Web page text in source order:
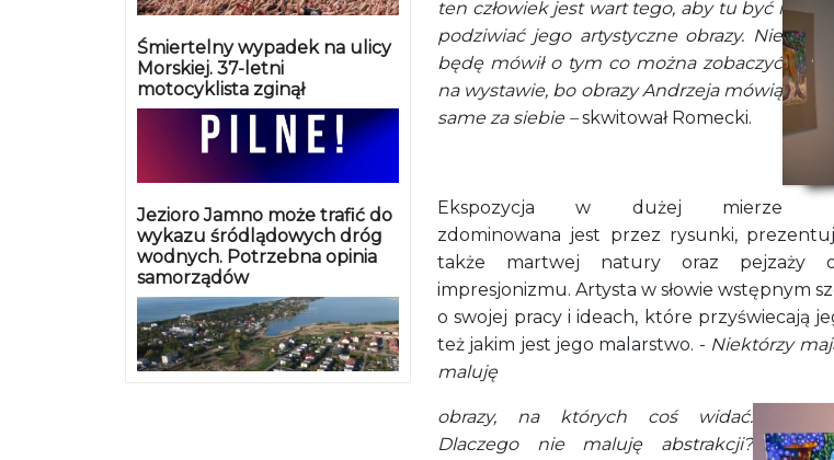
Śmiertelny wypadek na ulicy
Morskiej. 37-letni
motocyklista zginął
Jezioro Jamno może trafić do
wykazu śródlądowych dróg
wodnych. Potrzebna opinia
samorządów
ten człowiek jest wart tego, aby tu być i
podziwiać jego artystyczne obrazy. Nie
będę mówił o tym co można zobaczyć
na wystawie, bo obrazy Andrzeja mówią
same za siebie –skwitował Romecki.
Ekspozycja w dużej mierze
zdominowana jest przez rysunki,
także martwej natury oraz pejzaży
impresjonizmu. Artysta w słowie wstępnym
o swojej pracy i ideach, które przyświecają
też jakim jest jego malarstwo. - Niektórzy
maluję
obrazy, na których coś widać.
Dlaczego nie maluję abstrakcji?